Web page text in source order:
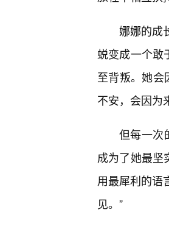
娜娜的成
蜕变成一个敢
至背叛。她会
不安，会因为
但每一次
成为了她最坚
用最犀利的语
见。”